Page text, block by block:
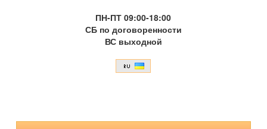
ПН-ПТ 09:00-18:00
СБ по договоренности
ВС выходной